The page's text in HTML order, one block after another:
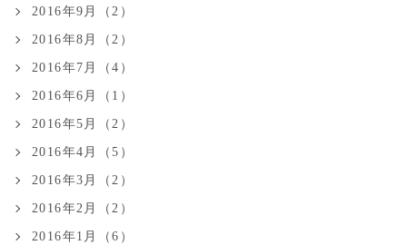
2016年9月（2）
2016年8月（2）
2016年7月（4）
2016年6月（1）
2016年5月（2）
2016年4月（5）
2016年3月（2）
2016年2月（2）
2016年1月（6）